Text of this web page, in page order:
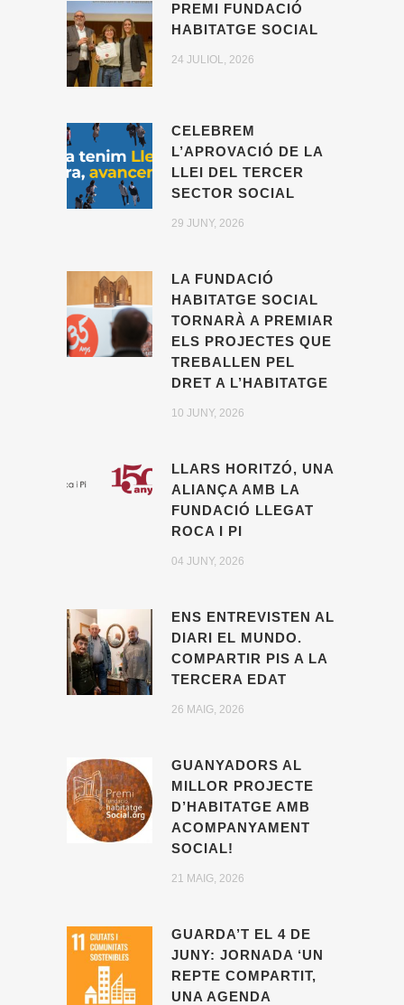
PREMI FUNDACIÓ
HABITATGE SOCIAL
24 JULIOL, 2026
CELEBREM
L’APROVACIÓ DE LA
LLEI DEL TERCER
SECTOR SOCIAL
29 JUNY, 2026
LA FUNDACIÓ
HABITATGE SOCIAL
TORNARÀ A PREMIAR
ELS PROJECTES QUE
TREBALLEN PEL
DRET A L’HABITATGE
10 JUNY, 2026
LLARS HORITZÓ, UNA
ALIANÇA AMB LA
FUNDACIÓ LLEGAT
ROCA I PI
04 JUNY, 2026
ENS ENTREVISTEN AL
DIARI EL MUNDO.
COMPARTIR PIS A LA
TERCERA EDAT
26 MAIG, 2026
GUANYADORS AL
MILLOR PROJECTE
D’HABITATGE AMB
ACOMPANYAMENT
SOCIAL!
21 MAIG, 2026
GUARDA’T EL 4 DE
JUNY: JORNADA ‘UN
REPTE COMPARTIT,
UNA AGENDA